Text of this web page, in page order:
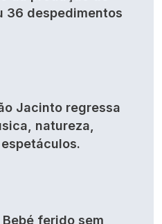
36 despedimentos
Jacinto regressa
natureza,
ferido sem